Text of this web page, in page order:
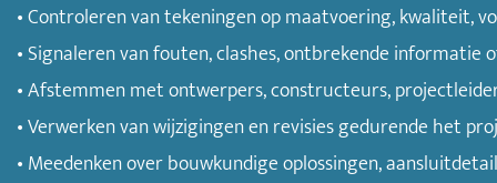
• Controleren van tekeningen op maatvoering, kwaliteit,
• Signaleren van fouten, clashes, ontbrekende informatie
• Afstemmen met ontwerpers, constructeurs,
• Verwerken van wijzigingen en revisies gedurende het
• Meedenken over bouwkundige oplossingen,